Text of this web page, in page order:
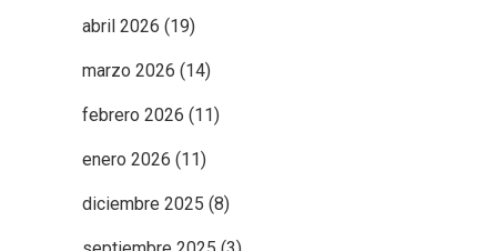
abril 2026 (19)
marzo 2026 (14)
febrero 2026 (11)
enero 2026 (11)
diciembre 2025 (8)